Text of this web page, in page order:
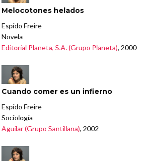
Melocotones helados
Espido Freire
Novela
Editorial Planeta, S.A. (Grupo Planeta), 2000
Cuando comer es un infierno
Espido Freire
Sociología
Aguilar (Grupo Santillana), 2002